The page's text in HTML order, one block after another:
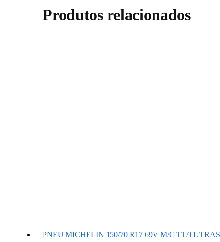
Produtos relacionados
PNEU MICHELIN 150/70 R17 69V M/C TT/TL TRAS